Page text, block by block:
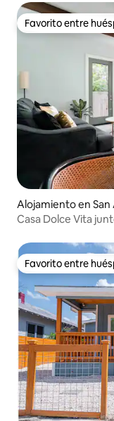
Favorito entre
Favorito entre
Alojamiento en
Casa Dolce Vita
Favorito entre
Favorito entre